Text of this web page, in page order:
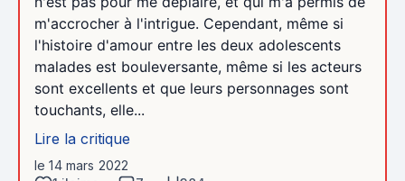
m'accrocher à l'intrigue. Cependant, même si
l'histoire d'amour entre les deux adolescents
malades est bouleversante, même si les acteurs
sont excellents et que leurs personnages sont
touchants, elle...
Lire la critique
le 14 mars 2022